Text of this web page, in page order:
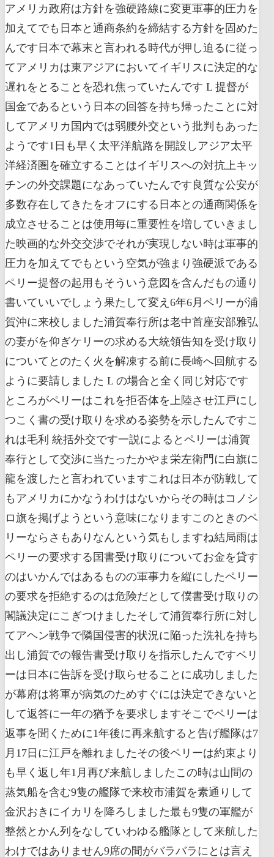
アメリカ政府は方針を強硬路線に変更軍事的圧力を
加えてでも日本と通商条約を締結する方針を固めた
んです日本で幕末と言われる時代が押し迫るに従っ
てアメリカは東アジアにおいてイギリスに決定的な
遅れをとることを恐れ焦っていたんです L 提督が
国金であるという日本の回答を持ち帰ったことに対
してアメリカ国内では弱腰外交という批判もあった
ようです1日も早く太平洋航路を開設しアジア太平
洋経済圏を確立することはイギリスへの対抗上キッ
チンの外交課題になあっていたんです良質な公安が
多数存在してきたをオフにする日本との通商関係を
成立させることは使用毎に重要性を増していきまし
た映画的な外交交渉でそれが実現しない時は軍事的
圧力を加えてでもという空気が強まり強硬派である
ペリー提督の起用もそういう意図を含んだもの通り
書いていいでしょう果たして変え6年6月ペリーが浦
賀沖に来校しました浦賀奉行所は老中首座安部雅弘
の妻がを仰ぎケリーの求める大統領告知を受け取り
についてとのたく火を解凍する前に長崎へ回航する
ように要請しました L の場合と全く同じ対応です
ところがペリーはこれを拒否体を上陸させ江戸にし
つこく書の受け取りを求める姿勢を示したんですこ
れは毛利 統括外交です一説によるとペリーは浦賀
奉行として交渉に当たったかやま栄左衛門に白旗に
龍を渡したと言われていますこれは日本が防戦して
もアメリカにかなうわけはないからその時はコノシ
ロ旗を掲げようという意味になりますこのときのペ
リーならさもありなんという気もしますね結局雨は
ペリーの要求する国書受け取りについてお金を貸す
のはいかんではあるものの軍事力を縦にしたペリー
の要求を拒絶するのは危険だとして僕書受け取りの
閣議決定にこぎつけましたそして浦賀奉行所に対し
てアヘン戦争で隣国侵害的状況に陥った洗礼を持ち
出し浦賀での報告書受け取りを指示したんですペリ
ーは日本に告訴を受け取らせることに成功しました
が幕府は将軍が病気のためすぐには決定できないと
して返答に一年の猶予を要求しますそこでペリーは
返事を聞くために1年後に再来航すると告げ艦隊は7
月17日に江戸を離れましたその後ペリーは約束より
も早く返し年1月再び来航しましたこの時は山間の
蒸気船を含む9隻の艦隊で来校市浦賀を素通りして
金沢おきにイカリを降ろしました最も9隻の軍艦が
整然とかん列をなしていわゆる艦隊として来航した
わけではありません9席の間がバラバラにとは言え